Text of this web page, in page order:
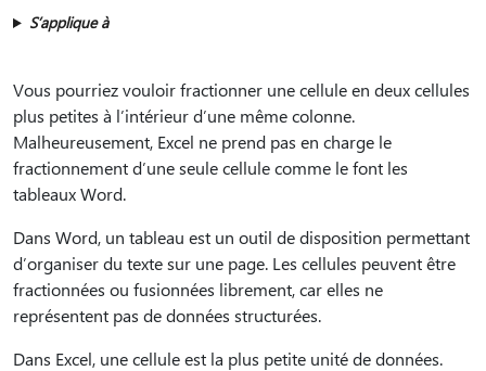
S’applique à
Vous pourriez vouloir fractionner une cellule en deux cellules
plus petites à l’intérieur d’une même colonne.
Malheureusement, Excel ne prend pas en charge le
fractionnement d’une seule cellule comme le font les
tableaux Word.
Dans Word, un tableau est un outil de disposition permettant
d’organiser du texte sur une page. Les cellules peuvent être
fractionnées ou fusionnées librement, car elles ne
représentent pas de données structurées.
Dans Excel, une cellule est la plus petite unité de données.